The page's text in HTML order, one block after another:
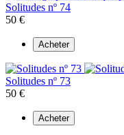
Solitudes nº 74
50 €
Acheter
Solitudes nº 73
50 €
Acheter